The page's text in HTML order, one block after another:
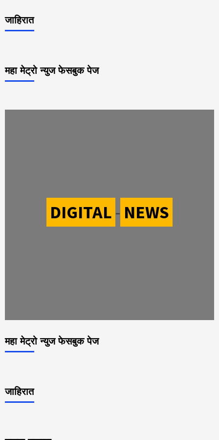
जाहिरात
महा मेट्रो न्युज फेसबुक पेज
DIGITAL - NEWS
महा मेट्रो न्युज फेसबुक पेज
जाहिरात